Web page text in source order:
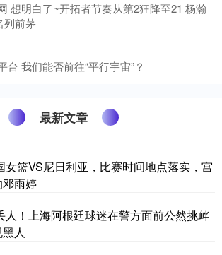
想明白了~开拓者节奏从第2狂降至21 杨瀚
列前茅
台 我们能否前往“平行宇宙”？
最新文章
女篮VS尼日利亚，比赛时间地点落实，宫
雨婷
人！上海阿根廷球迷在警方面前公然挑衅
人